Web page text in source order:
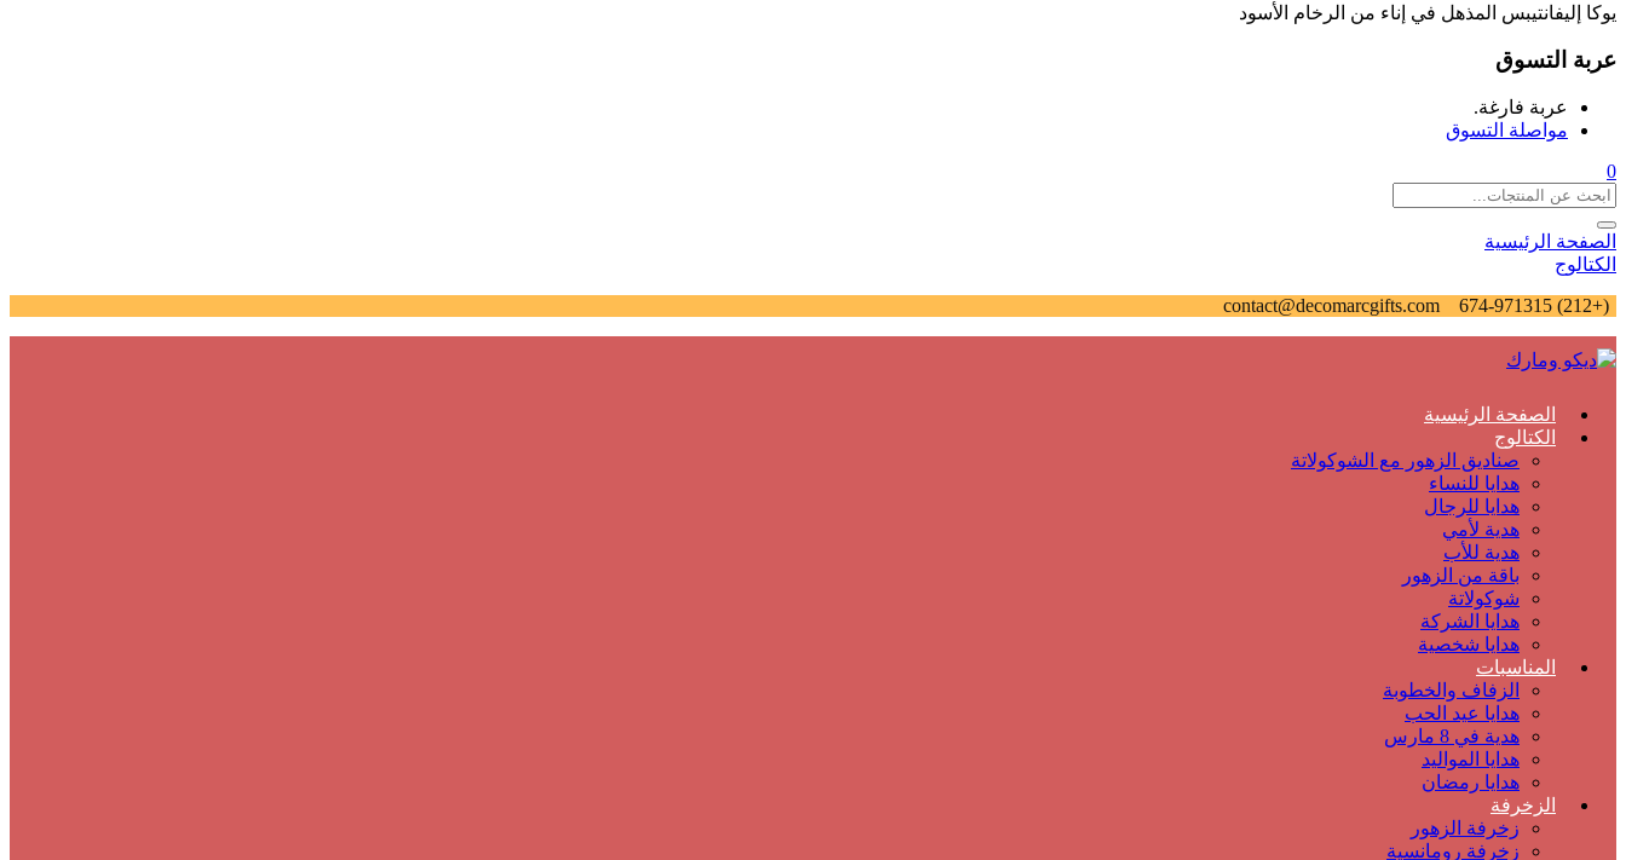
يوكا إليفانتيبس المذهل في إناء من الرخام الأسود
عربة التسوق
عربة فارغة.
مواصلة التسوق
0
الصفحة الرئيسية
الكتالوج
(+212) 674-971315
contact@decomarcgifts.com
الصفحة الرئيسية
الكتالوج
صناديق الزهور مع الشوكولاتة
هدايا للنساء
هدايا للرجال
هدية لأمي
هدية للأب
باقة من الزهور
شوكولاتة
هدايا الشركة
هدايا شخصية
المناسبات
الزفاف والخطوبة
هدايا عيد الحب
هدية في 8 مارس
هدايا المواليد
هدايا رمضان
الزخرفة
زخرفة الزهور
زخرفة رومانسية